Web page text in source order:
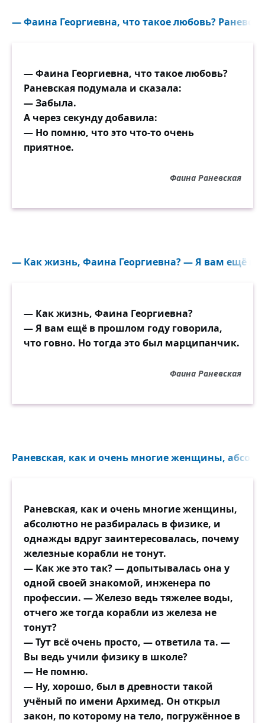
— Фаина Георгиевна, что такое любовь?
— Фаина Георгиевна, что такое любовь?
Раневская подумала и сказала:
— Забыла.
А через секунду добавила:
— Но помню, что это что-то очень
приятное.
Фаина Раневская
— Как жизнь, Фаина Георгиевна? — Я вам ещё в
— Как жизнь, Фаина Георгиевна?
— Я вам ещё в прошлом году говорила,
что говно. Но тогда это был марципанчик.
Фаина Раневская
Раневская, как и очень многие женщины,
Раневская, как и очень многие женщины,
абсолютно не разбиралась в физике, и
однажды вдруг заинтересовалась, почему
железные корабли не тонут.
— Как же это так? — допытывалась она у
одной своей знакомой, инженера по
профессии. — Железо ведь тяжелее воды,
отчего же тогда корабли из железа не
тонут?
— Тут всё очень просто, — ответила та. —
Вы ведь учили физику в школе?
— Не помню.
— Ну, хорошо, был в древности такой
учёный по имени Архимед. Он открыл
закон, по которому на тело, погружённое в